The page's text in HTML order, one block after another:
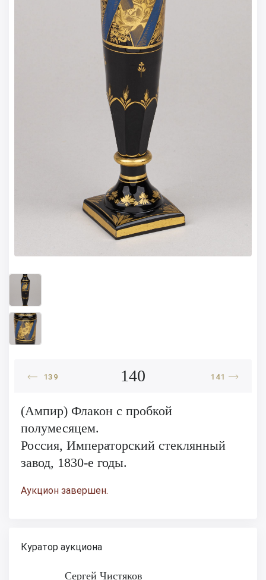
139 140 141
(Ампир) Флакон с пробкой
полумесяцем.
Россия, Императорский стеклянный
завод, 1830-е годы.
Аукцион завершен.
Куратор аукциона
Сергей Чистяков